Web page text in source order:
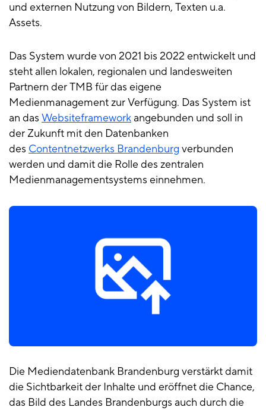
und externen Nutzung von Bildern, Texten u.a.
Assets.
Das System wurde von 2021 bis 2022 entwickelt und
steht allen lokalen, regionalen und landesweiten
Partnern der TMB für das eigene
Medienmanagement zur Verfügung. Das System ist
an das Websiteframeworkangebunden und soll in
der Zukunft mit den Datenbanken
des Contentnetzwerks Brandenburg verbunden
werden und damit die Rolle des zentralen
Medienmanagementsystems einnehmen.
Die Mediendatenbank Brandenburg verstärkt damit
die Sichtbarkeit der Inhalte und eröffnet die Chance,
das Bild des Landes Brandenburgs auch durch die